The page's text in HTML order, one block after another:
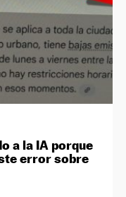
a la IA porque
error sobre